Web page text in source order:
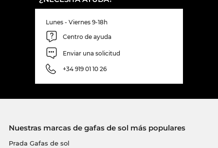
Lunes - Viernes 9-18h
Centro de ayuda
Enviar una solicitud
+34 919 01 10 26
Nuestras marcas de gafas de sol más populares
Prada Gafas de sol